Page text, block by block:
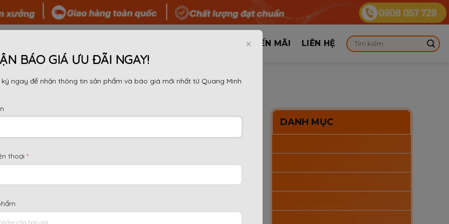
TÔI KHUYẾN MÃI LIÊN HỆ
BAO NHIÊU LẦN?
là bộ phận chịu lực kéo cực lớn để giữ khoảng cách giữa
thầu tiết kiệm đáng kể chi phí, nhưng nếu dùng quá số lần
câu trả lời chi tiết về tuổi thọ của tyren dựa trên tiêu chuẩn kỹ
DANH MỤC
BÁO GIÁ ƯU ĐÃI NGAY!
ngay để nhận thông tin sản phẩm và báo giá mới nhất từ Quang Minh
thoại *